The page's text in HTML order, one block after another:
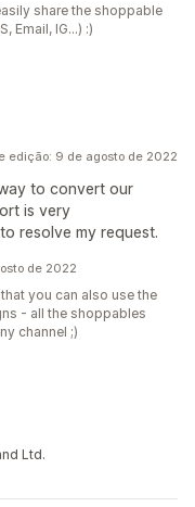
share the shoppable
Email, IG...) :)
edição: 9 de agosto de 2022
to convert our
is very
resolve my request.
de 2022
you can also use the
- all the shoppables
channel ;)
Ltd.